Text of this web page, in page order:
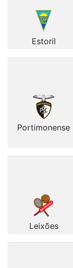
Estoril
Portimonense
Leixões